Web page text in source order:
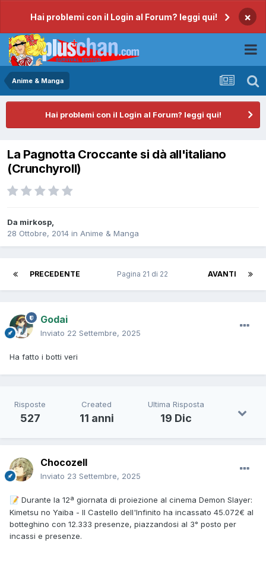
Hai problemi con il Login al Forum? leggi qui! ×
Anime & Manga
Hai problemi con il Login al Forum? leggi qui!
La Pagnotta Croccante si dà all'italiano
(Crunchyroll)
Da mirkosp,
28 Ottobre, 2014 in Anime & Manga
PRECEDENTE AVANTI
Pagina 21 di 22
Godai
Inviato 22 Settembre, 2025
Ha fatto i botti veri
Risposte
527
Created
11 anni
Ultima Risposta
19 Dic
Chocozell
Inviato 23 Settembre, 2025
📝 Durante la 12ª giornata di proiezione al cinema Demon Slayer:
Kimetsu no Yaiba - Il Castello dell'Infinito ha incassato 45.072€ al
botteghino con 12.333 presenze, piazzandosi al 3° posto per
incassi e presenze.